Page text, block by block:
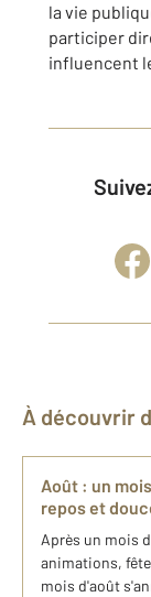
la vie
participer
influencent
Suivez l’actualité immobilière et
À
Août : un
repos et
Après un mois
animations,
mois d'août